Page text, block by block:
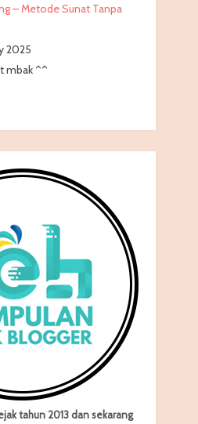
– Metode Sunat Tanpa
2025
mbak ^^
tahun 2013 dan sekarang